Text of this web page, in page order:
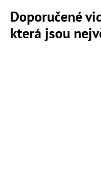
Doporučené
která jsou